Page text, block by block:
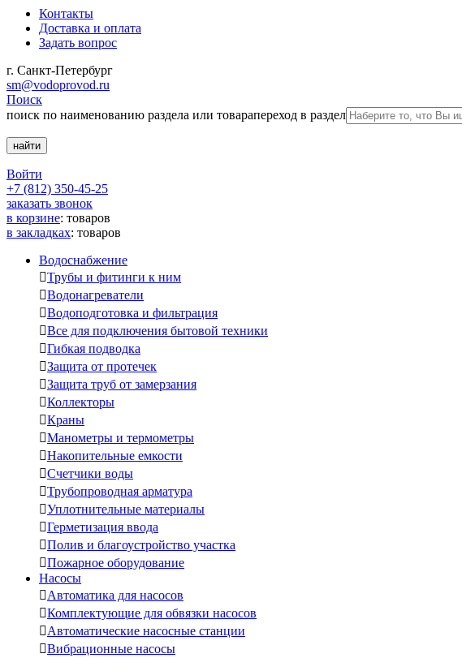
Контакты
Доставка и оплата
Задать вопрос
г. Санкт-Петербург
sm@vodoprovod.ru
Поиск
поиск по наименованию раздела или товарапереход в раздел
Войти
+7 (812) 350-45-25
заказать звонок
в корзине: товаров
в закладках: товаров
Водоснабжение
Трубы и фитинги к ним
Водонагреватели
Водоподготовка и фильтрация
Все для подключения бытовой техники
Гибкая подводка
Защита от протечек
Защита труб от замерзания
Коллекторы
Краны
Манометры и термометры
Накопительные емкости
Счетчики воды
Трубопроводная арматура
Уплотнительные материалы
Герметизация ввода
Полив и благоустройство участка
Пожарное оборудование
Насосы
Автоматика для насосов
Комплектующие для обвязки насосов
Автоматические насосные станции
Вибрационные насосы